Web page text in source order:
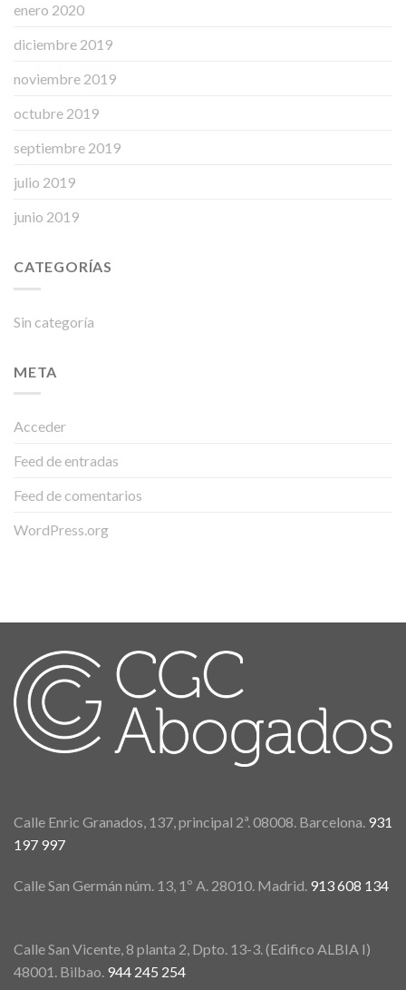
enero 2020
diciembre 2019
noviembre 2019
octubre 2019
septiembre 2019
julio 2019
junio 2019
CATEGORÍAS
Sin categoría
META
Acceder
Feed de entradas
Feed de comentarios
WordPress.org
Calle Enric Granados, 137, principal 2ª. 08008. Barcelona. 931
197 997
Calle San Germán núm. 13, 1º A. 28010. Madrid. 913 608 134
Calle San Vicente, 8 planta 2, Dpto. 13-3. (Edifico ALBIA I)
48001. Bilbao. 944 245 254